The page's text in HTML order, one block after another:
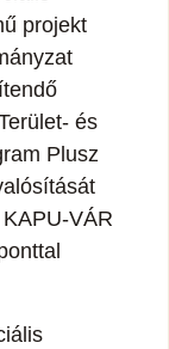
projekt
és
Plusz
VÁR